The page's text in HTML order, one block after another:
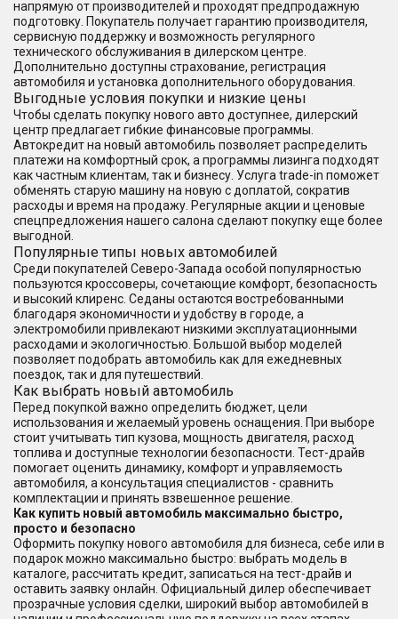
напрямую от производителей и проходят предпродажную
подготовку. Покупатель получает гарантию производителя,
сервисную поддержку и возможность регулярного
технического обслуживания в дилерском центре.
Дополнительно доступны страхование, регистрация
автомобиля и установка дополнительного оборудования.
Выгодные условия покупки и низкие цены
Чтобы сделать покупку нового авто доступнее, дилерский
центр предлагает гибкие финансовые программы.
Автокредит на новый автомобиль позволяет распределить
платежи на комфортный срок, а программы лизинга подходят
как частным клиентам, так и бизнесу. Услуга trade-in поможет
обменять старую машину на новую с доплатой, сократив
расходы и время на продажу. Регулярные акции и ценовые
спецпредложения нашего салона сделают покупку еще более
выгодной.
Популярные типы новых автомобилей
Среди покупателей Северо-Запада особой популярностью
пользуются кроссоверы, сочетающие комфорт, безопасность
и высокий клиренс. Седаны остаются востребованными
благодаря экономичности и удобству в городе, а
электромобили привлекают низкими эксплуатационными
расходами и экологичностью. Большой выбор моделей
позволяет подобрать автомобиль как для ежедневных
поездок, так и для путешествий.
Как выбрать новый автомобиль
Перед покупкой важно определить бюджет, цели
использования и желаемый уровень оснащения. При выборе
стоит учитывать тип кузова, мощность двигателя, расход
топлива и доступные технологии безопасности. Тест-драйв
помогает оценить динамику, комфорт и управляемость
автомобиля, а консультация специалистов - сравнить
комплектации и принять взвешенное решение.
Как купить новый автомобиль максимально быстро,
просто и безопасно
Оформить покупку нового автомобиля для бизнеса, себе или в
подарок можно максимально быстро: выбрать модель в
каталоге, рассчитать кредит, записаться на тест-драйв и
оставить заявку онлайн. Официальный дилер обеспечивает
прозрачные условия сделки, широкий выбор автомобилей в